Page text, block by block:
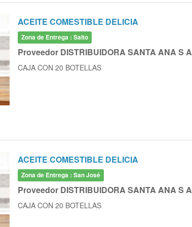
ACEITE COMESTIBLE DELICIA
Zona de Entrega : Salto
Proveedor DISTRIBUIDORA SANTA ANA S A
CAJA CON 20 BOTELLAS
ACEITE COMESTIBLE DELICIA
Zona de Entrega : San José
Proveedor DISTRIBUIDORA SANTA ANA S A
CAJA CON 20 BOTELLAS